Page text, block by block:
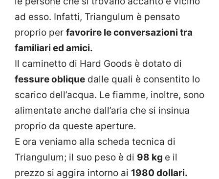
ad esso. Infatti, Triangulum è pensato
proprio per favorire le conversazioni tra
familiari ed amici.
Il caminetto di Hard Goods è dotato di
fessure oblique dalle quali è consentito lo
scarico dell’acqua. Le fiamme, inoltre, sono
alimentate anche dall’aria che si insinua
proprio da queste aperture.
E ora veniamo alla scheda tecnica di
Triangulum; il suo peso è di 98 kg e il
prezzo si aggira intorno ai 1980 dollari.